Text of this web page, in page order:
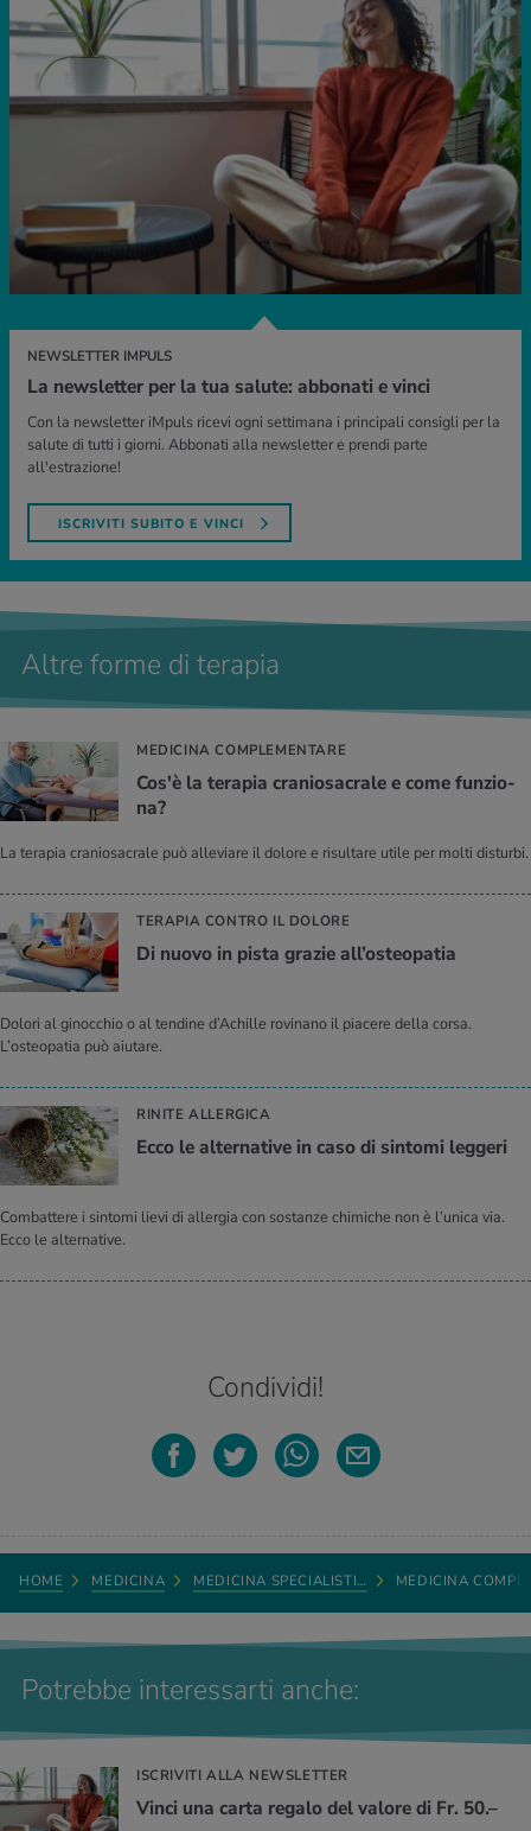
NEWSLETTER IMPULS
La newsletter per la tua salute: abbonati e vinci
Con la newsletter iMpuls ricevi ogni settimana i principali consigli per la
salute di tutti i giorni. Abbonati alla newsletter e prendi parte
all'estrazione!
ISCRIVITI SUBITO E VINCI
Altre forme di terapia
MEDICINA COMPLEMENTARE
Cos'è la te­ra­pia cra­nio­sa­cra­le e come fun­zio­
na?
La terapia craniosacrale può alleviare il dolore e risultare utile per molti disturbi.
TERAPIA CONTRO IL DOLORE
Di nuovo in pista gra­zie al­l’o­steo­pa­tia
Dolori al ginocchio o al tendine d’Achille rovinano il piacere della corsa.
L’osteopatia può aiutare.
RINITE ALLERGICA
Ecco le al­ter­na­ti­ve in caso di sin­to­mi leg­ge­ri
Combattere i sintomi lievi di allergia con sostanze chimiche non è l’unica via.
Ecco le alternative.
Condividi!
HOME MEDICINA MEDICINA SPECIALISTI… MEDICINA
Potrebbe interessarti anche:
ISCRIVITI ALLA NEWSLETTER
Vinci una carta regalo del valore di Fr. 50.–